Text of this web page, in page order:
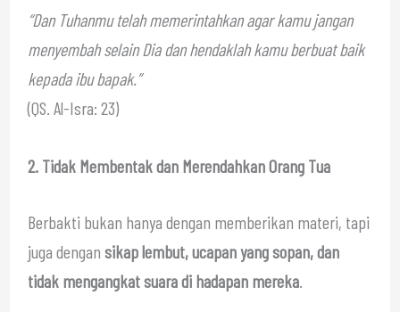
“Dan Tuhanmu telah memerintahkan agar kamu jangan
menyembah selain Dia dan hendaklah kamu berbuat baik
kepada ibu bapak.”
(QS. Al-Isra: 23)
2. Tidak Membentak dan Merendahkan Orang Tua
Berbakti bukan hanya dengan memberikan materi, tapi
juga dengan sikap lembut, ucapan yang sopan, dan
tidak mengangkat suara di hadapan mereka.